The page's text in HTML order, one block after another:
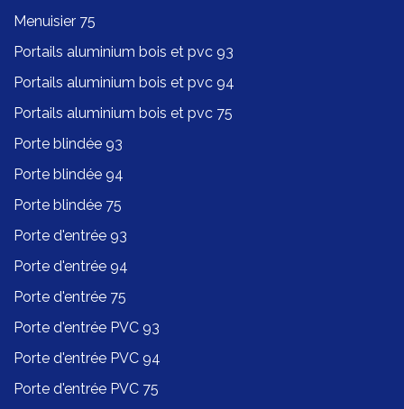
Menuisier 75
Portails aluminium bois et pvc 93
Portails aluminium bois et pvc 94
Portails aluminium bois et pvc 75
Porte blindée 93
Porte blindée 94
Porte blindée 75
Porte d'entrée 93
Porte d'entrée 94
Porte d'entrée 75
Porte d'entrée PVC 93
Porte d'entrée PVC 94
Porte d'entrée PVC 75